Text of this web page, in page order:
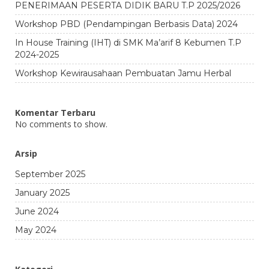
PENERIMAAN PESERTA DIDIK BARU T.P 2025/2026
Workshop PBD (Pendampingan Berbasis Data) 2024
In House Training (IHT) di SMK Ma’arif 8 Kebumen T.P
2024-2025
Workshop Kewirausahaan Pembuatan Jamu Herbal
Komentar Terbaru
No comments to show.
Arsip
September 2025
January 2025
June 2024
May 2024